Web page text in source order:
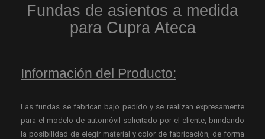
Fundas de asientos a medida
para Cupra Ateca
Información del Producto:
Las fundas se fabrican bajo pedido y se realizan expresamente
para el modelo de automóvil solicitado por el cliente, brindando
la posibilidad de elegir material y color de fabricación, de forma